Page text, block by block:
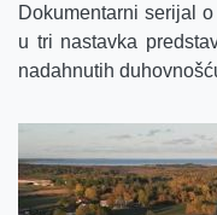
Dokumentarni serijal
u tri nastavka
nadahnutih